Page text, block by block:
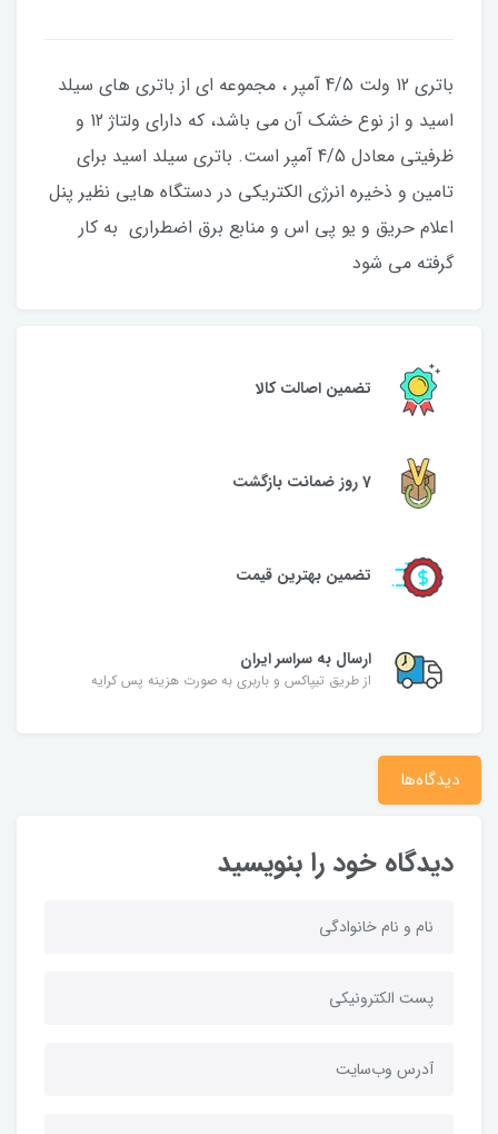
باتری 12 ولت 4/5 آمپر ، مجموعه ای از باتری های سیلد
اسید و از نوع خشک آن می باشد، که دارای ولتاژ 12 و
ظرفیتی معادل 4/5 آمپر است. باتری سیلد اسید برای
تامین و ذخیره انرژی الکتریکی در دستگاه هایی نظیر پنل
اعلام حریق و یو پی اس و منابع برق اضطراری به کار
گرفته می شود
تضمین اصالت کالا
7 روز ضمانت بازگشت
تضمین بهترین قیمت
ارسال به سراسر ایران
از طریق تیپاکس و باربری به صورت هزینه پس کرایه
دیدگاه‌ها
دیدگاه خود را بنویسید